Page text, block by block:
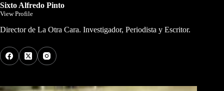
Sixto Alfredo Pinto
View Profile
Director de La Otra Cara. Investigador, Periodista y Escritor.